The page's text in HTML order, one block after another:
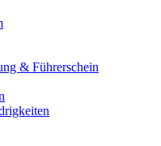
& Führerschein